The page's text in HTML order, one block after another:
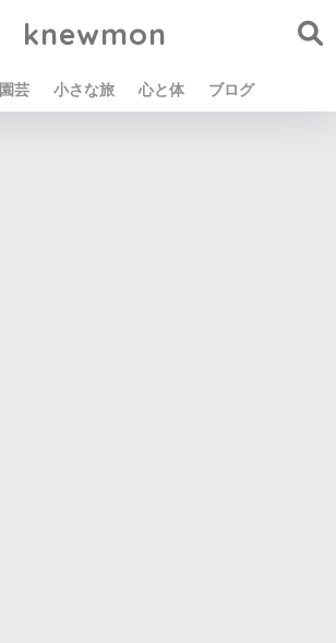
knewmon
園芸 小さな旅 心と体 ブログ